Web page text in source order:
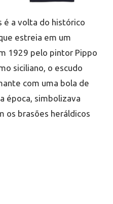
é a volta do histórico
estreia em um
1929 pelo pintor Pippo
siciliano, o escudo
com uma bola de
época, simbolizava
os brasões heráldicos